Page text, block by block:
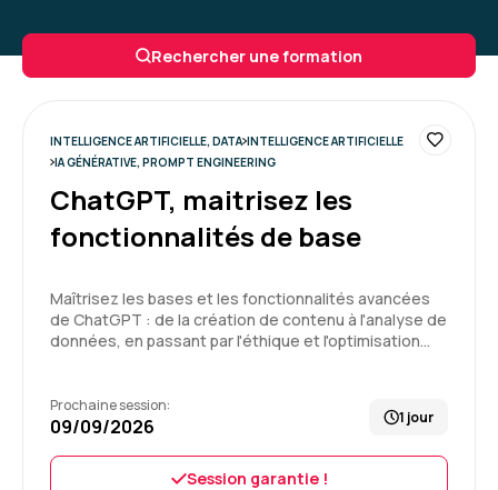
Une formation très intéressantes qui a permis
de découvrir de nouveaux outils et la
Formation : IA générative, travaillez 3 fois plus vite
Enchantée par cette 1ère expérience, formation
très intéressante, bon équilibre entre la théorie
Formation : IA générative, travaillez 3 fois plus vite
Rechercher une formation
INTELLIGENCE ARTIFICIELLE, DATA INTELLIGENCE ARTIFICIELLE
IA GÉNÉRATIVE, PROMPT ENGINEERING
ChatGPT, maitrisez les
fonctionnalités de base
Maîtrisez les bases et les fonctionnalités avancées
de ChatGPT : de la création de contenu à l'analyse de
données, en passant par l'éthique et l'optimisation…
Prochaine session:
09/09/2026 1 jour
Session garantie !